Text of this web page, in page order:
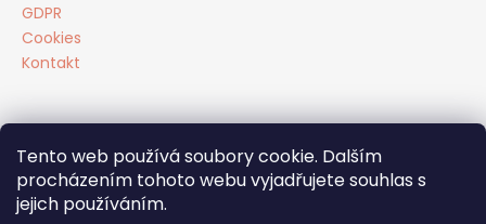
Tento web používá soubory cookie. Dalším
procházením tohoto webu vyjadřujete souhlas s
jejich používáním.
GDPR
Cookies
Kontakt
Facebook
tapety WALL1